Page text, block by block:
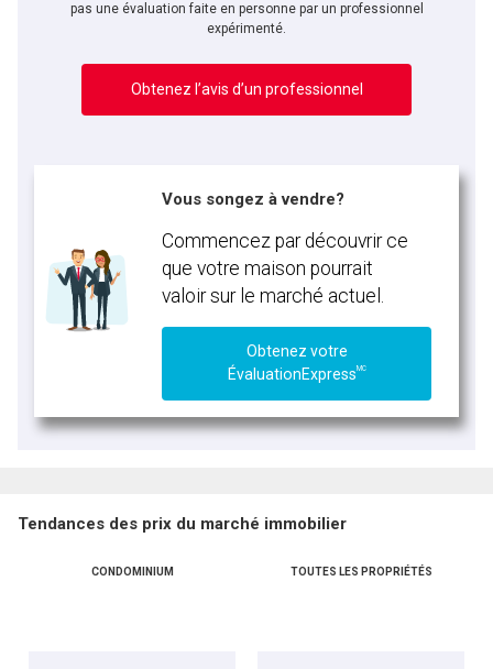
pas une évaluation faite en personne par un professionnel
expérimenté.
Obtenez l’avis d’un professionnel
Vous songez à vendre?
Commencez par découvrir ce
que votre maison pourrait
valoir sur le marché actuel.
Obtenez votre
ÉvaluationExpressMC
Tendances des prix du marché immobilier
CONDOMINIUM TOUTES LES PROPRIÉTÉS